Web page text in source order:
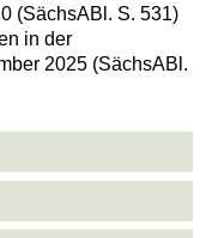
(SächsABl. S. 531)
in der
2025 (SächsABl.